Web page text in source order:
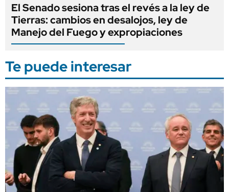
El Senado sesiona tras el revés a la ley de
Tierras: cambios en desalojos, ley de
Manejo del Fuego y expropiaciones
Te puede interesar